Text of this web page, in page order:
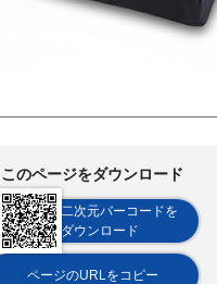
このページをダウンロード
二次元バーコードを
ダウンロード
ページのURLをコピー